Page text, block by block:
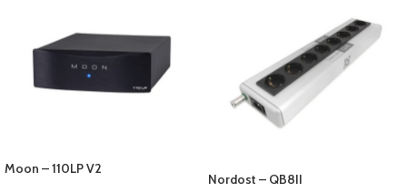
Moon – 110LP V2
Nordost – QB8II